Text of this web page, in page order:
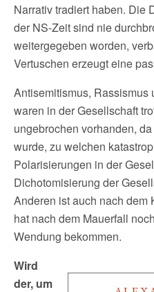
Narrativ tradiert haben. Die
der NS-Zeit sind nie
weitergegeben worden,
Vertuschen erzeugt eine
Antisemitismus, Rassismus
waren in der Gesellschaft
ungebrochen vorhanden,
wurde, zu welchen
Polarisierungen in der
Dichotomisierung der
Anderen ist auch nach dem
hat nach dem Mauerfall
Wendung bekommen.
Wird
der, um